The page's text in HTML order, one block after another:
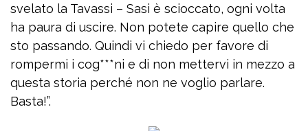
svelato la Tavassi – Sasi è scioccato, ogni volta
ha paura di uscire. Non potete capire quello che
sto passando. Quindi vi chiedo per favore di
rompermi i cog***ni e di non mettervi in mezzo a
questa storia perché non ne voglio parlare.
Basta!”.